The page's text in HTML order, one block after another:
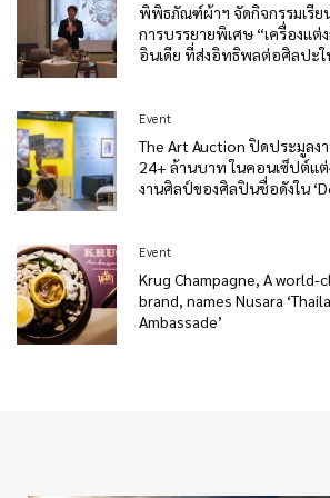
พิพิธภัณฑ์ผ้าฯ จัดกิจกรรมเรีย
การบรรยายพิเศษ “เครื่องแต่
อินเดีย ที่ส่งอิทธิพลต่อศิลปะใ
Event
The Art Auction ปิดประมูลง
24+ ล้านบาท ในคอนเซ็ปต์แ
งานศิลป์ของศิลปินชื่อดังใน
Event
Krug Champagne, A world-
brand, names Nusara
Ambassade’